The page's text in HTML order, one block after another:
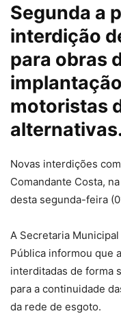
Segunda a
interdição
para obras
motoristas
Novas interdições
Comandante Costa,
desta segunda-feira
A Secretaria
Pública informou que
interditadas de forma
para a continuidade
da rede de esgoto.